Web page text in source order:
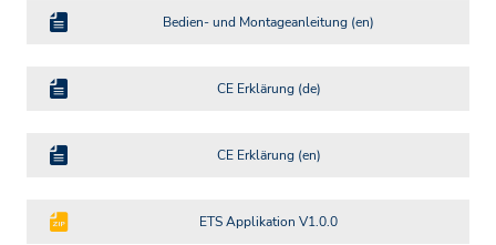
Bedien- und Montageanleitung (en)
CE Erklärung (de)
CE Erklärung (en)
ETS Applikation V1.0.0